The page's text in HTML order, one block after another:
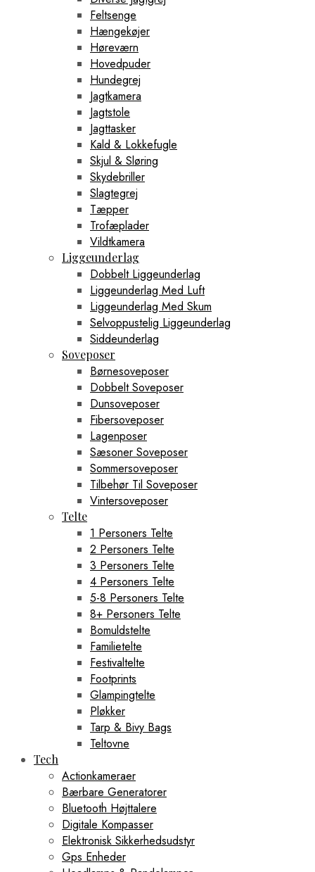
Feltsenge
Hængekøjer
Høreværn
Hovedpuder
Hundegrej
Jagtkamera
Jagtstole
Jagttasker
Kald & Lokkefugle
Skjul & Sløring
Skydebriller
Slagtegrej
Tæpper
Trofæplader
Vildtkamera
Liggeunderlag
Dobbelt Liggeunderlag
Liggeunderlag Med Luft
Liggeunderlag Med Skum
Selvoppustelig Liggeunderlag
Siddeunderlag
Soveposer
Børnesoveposer
Dobbelt Soveposer
Dunsoveposer
Fibersoveposer
Lagenposer
Sæsoner Soveposer
Sommersoveposer
Tilbehør Til Soveposer
Vintersoveposer
Telte
1 Personers Telte
2 Personers Telte
3 Personers Telte
4 Personers Telte
5-8 Personers Telte
8+ Personers Telte
Bomuldstelte
Familietelte
Festivaltelte
Footprints
Glampingtelte
Pløkker
Tarp & Bivy Bags
Teltovne
Tech
Actionkameraer
Bærbare Generatorer
Bluetooth Højttalere
Digitale Kompasser
Elektronisk Sikkerhedsudstyr
Gps Enheder